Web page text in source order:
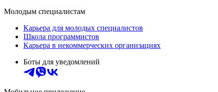
Молодым специалистам
Карьера для молодых специалистов
Школа программистов
Карьера в некоммерческих организациях
Боты для уведомлений